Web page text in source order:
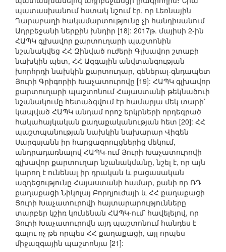
պատասխանում հստակ նշում էր, որ Լեռնային
Ղարաբաղի հակամարտությունը չի հանդիսանում
Ադրբեջանի ներքին խնդիր [18]: 2017թ. մայիսի 2-ին
ՀԱՊԿ գլխավոր քարտուղարի պաշտոնին
նշանակվեց ՀՀ Զինված ուժերի Գլխավոր շտաբի
նախկին պետ, ՀՀ Ազգային անվտանգության
խորհրդի նախկին քարտուղար, գեներալ-գնդապետ
Յուրի Գրիգորիի Խաչատուրովը [19]: ՀԱՊԿ գլխավոր
քարտուղարի պաշտոնում Հայաստանի թեկնածուի
նշանակումը հետաձգվում էր համարյա մեկ տարի՝
կապված ՀԱՊԿ անդամ որոշ երկրների որդեգրած
հակահայկական քաղաքականության հետ [20]: ՀՀ
պաշտպանության նախկին նախարար Վիգեն
Սարգսյանն իր հարցազրույցներից մեկում,
անդրադառնալով ՀԱՊԿ-ում Յուրի Խաչատուրովի
գլխավոր քարտուղար նշանակմանը, նշել է, որ այն
կարող է ունենալ իր դրական և բացասական
ազդեցությունը Հայաստանի համար, քանի որ ՌԴ
քաղաքացի Նիկոլայ Բորդյուժայի և ՀՀ քաղաքացի
Յուրի Խաչատուրովի հայտարարությունները
տարբեր կշիռ կունենան ՀԱՊԿ-ում՝ հավելելով, որ
Յուրի Խաչատուրովն այդ պաշտոնում հանդես է
գալու ոչ թե որպես ՀՀ քաղաքացի, այլ որպես
միջազգային պաշտոնյա [21]: